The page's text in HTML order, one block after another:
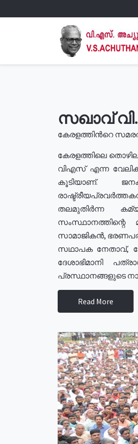
സഖാവ്
കേരളത്തിൻറെ
കേരളത്തിലെ
വിഎസ് എന്ന
കൂടിയാണ്.
തലമുതിർന്ന
സംസ്ഥാനത്തിന്റെ
സാമാജികൻ,
സഥാപക നേതാവ്,
ദേശാഭിമാനി
പ്രസ്ഥാനങ്ങളുടെ
Read More